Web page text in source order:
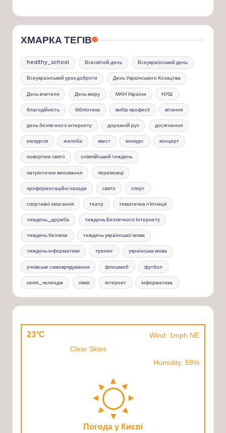
ХМАРКА ТЕГІВ
healthy_school Всесвітній день Всеукраїнський день
Всеукраїнський урок доброти День Українського Козацтва
День вчителя День миру МАН України НУШ
благодійність бібліотека вибір професії вітання
день безпечного інтернету дорожній рух досягнення
екскурсія жалоба квест конкурс концерт
новорічне свято олімпійський тиждень
патріотичне виховання переможці
профорієнтаційні заходи свято спорт
спортивні змагання театр тематична п'ятниця
тиждень_дружба тиждень Безпечного Інтернету
тиждень безпеки тиждень української мови
тиждень інформатики тренінг українська мова
учнівське самоврядування флешмоб футбол
хеппі_челендж хімія інтернет інформатика
23°C
Wind: 1mph NE
Clear Skies
Humidity: 59%
Погода у Києві